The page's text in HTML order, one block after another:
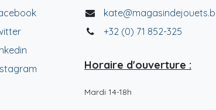
+32 (0) 71 852-325
Horaire d'ouverture :
Mardi 14-18h